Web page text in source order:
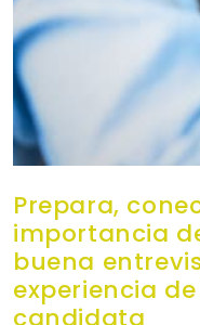
Prepara,
importancia
buena
experiencia
candidata